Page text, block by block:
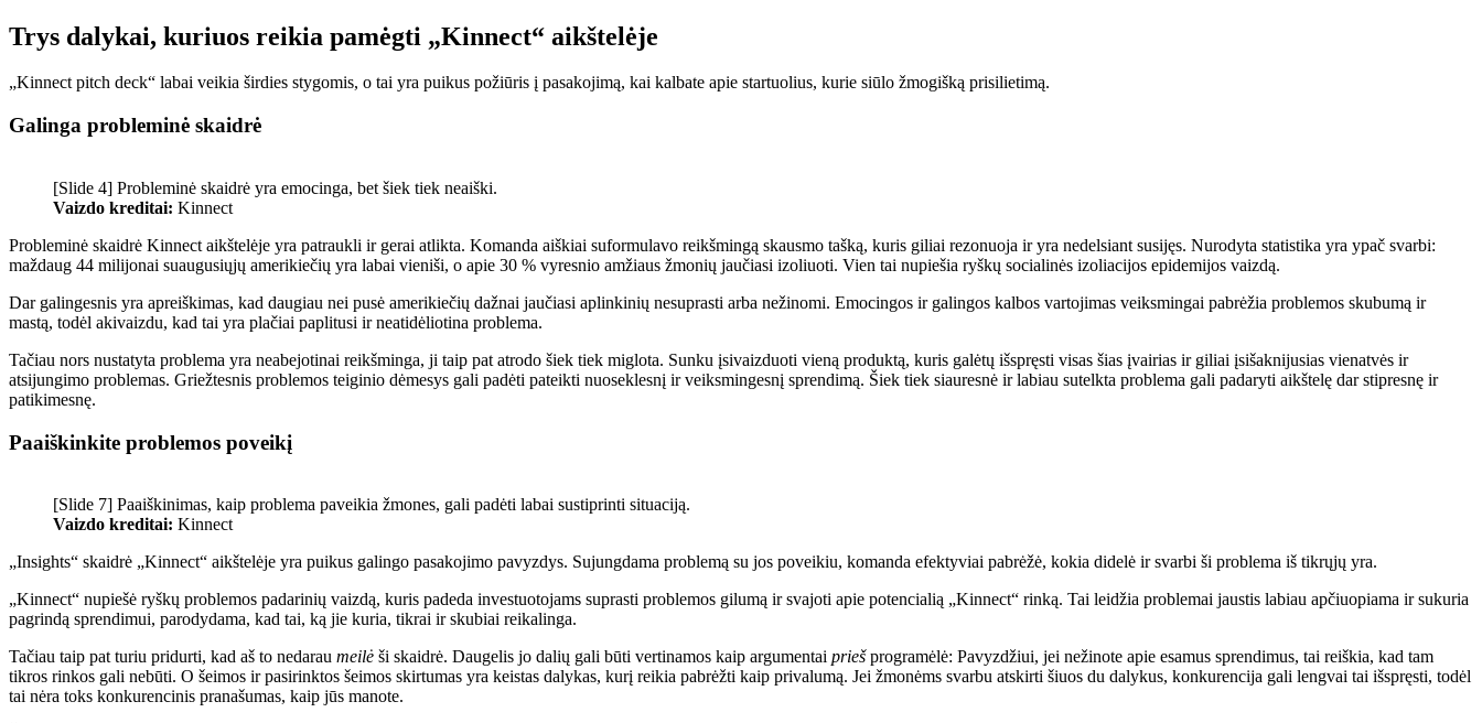
Trys dalykai, kuriuos reikia pamėgti „Kinnect“ aikštelėje
„Kinnect pitch deck“ labai veikia širdies stygomis, o tai yra puikus požiūris į pasakojimą, kai kalbate apie startuolius, kurie siūlo žmogišką prisilietimą.
Galinga probleminė skaidrė
[Slide 4] Probleminė skaidrė yra emocinga, bet šiek tiek neaiški.
Vaizdo kreditai: Kinnect
Probleminė skaidrė Kinnect aikštelėje yra patraukli ir gerai atlikta. Komanda aiškiai suformulavo reikšmingą skausmo tašką, kuris giliai rezonuoja ir yra nedelsiant susijęs. Nurodyta statistika yra ypač svarbi:
maždaug 44 milijonai suaugusiųjų amerikiečių yra labai vieniši, o apie 30 % vyresnio amžiaus žmonių jaučiasi izoliuoti. Vien tai nupiešia ryškų socialinės izoliacijos epidemijos vaizdą.
Dar galingesnis yra apreiškimas, kad daugiau nei pusė amerikiečių dažnai jaučiasi aplinkinių nesuprasti arba nežinomi. Emocingos ir galingos kalbos vartojimas veiksmingai pabrėžia problemos skubumą ir
mastą, todėl akivaizdu, kad tai yra plačiai paplitusi ir neatidėliotina problema.
Tačiau nors nustatyta problema yra neabejotinai reikšminga, ji taip pat atrodo šiek tiek miglota. Sunku įsivaizduoti vieną produktą, kuris galėtų išspręsti visas šias įvairias ir giliai įsišaknijusias vienatvės ir
atsijungimo problemas. Griežtesnis problemos teiginio dėmesys gali padėti pateikti nuoseklesnį ir veiksmingesnį sprendimą. Šiek tiek siauresnė ir labiau sutelkta problema gali padaryti aikštelę dar stipresnę ir
patikimesnę.
Paaiškinkite problemos poveikį
[Slide 7] Paaiškinimas, kaip problema paveikia žmones, gali padėti labai sustiprinti situaciją.
Vaizdo kreditai: Kinnect
„Insights“ skaidrė „Kinnect“ aikštelėje yra puikus galingo pasakojimo pavyzdys. Sujungdama problemą su jos poveikiu, komanda efektyviai pabrėžė, kokia didelė ir svarbi ši problema iš tikrųjų yra.
„Kinnect“ nupiešė ryškų problemos padarinių vaizdą, kuris padeda investuotojams suprasti problemos gilumą ir svajoti apie potencialią „Kinnect“ rinką. Tai leidžia problemai jaustis labiau apčiuopiama ir sukuria
pagrindą sprendimui, parodydama, kad tai, ką jie kuria, tikrai ir skubiai reikalinga.
Tačiau taip pat turiu pridurti, kad aš to nedarau meilė ši skaidrė. Daugelis jo dalių gali būti vertinamos kaip argumentai priešprogramėlė: Pavyzdžiui, jei nežinote apie esamus sprendimus, tai reiškia, kad tam
tikros rinkos gali nebūti. O šeimos ir pasirinktos šeimos skirtumas yra keistas dalykas, kurį reikia pabrėžti kaip privalumą. Jei žmonėms svarbu atskirti šiuos du dalykus, konkurencija gali lengvai tai išspręsti, todėl
tai nėra toks konkurencinis pranašumas, kaip jūs manote.